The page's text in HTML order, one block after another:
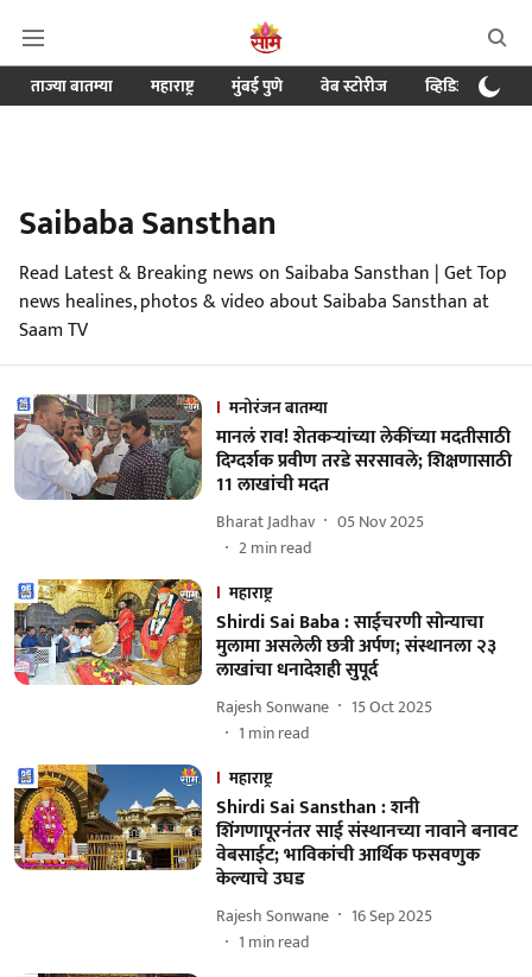
ताज्या बातम्या महाराष्ट्र मुंबई पुणे वेब स्टोरीज व्हिडिओ
Saibaba Sansthan
Read Latest & Breaking news on Saibaba Sansthan | Get Top
news healines, photos & video about Saibaba Sansthan at
Saam TV
मनोरंजन बातम्या
मानलं राव! शेतकऱ्यांच्या लेकींच्या मदतीसाठी
दिग्दर्शक प्रवीण तरडे सरसावले; शिक्षणासाठी
11 लाखांची मदत
Bharat Jadhav
05 Nov 2025
2min read
महाराष्ट्र
Shirdi Sai Baba : साईचरणी सोन्याचा
मुलामा असलेली छत्री अर्पण; संस्थानला २३
लाखांचा धनादेशही सुपूर्द
Rajesh Sonwane
15 Oct 2025
1 min read
महाराष्ट्र
Shirdi Sai Sansthan : शनी
शिंगणापूरनंतर साई संस्थानच्या नावाने बनावट
वेबसाईट; भाविकांची आर्थिक फसवणुक
केल्याचे उघड
Rajesh Sonwane
16 Sep 2025
1 min read